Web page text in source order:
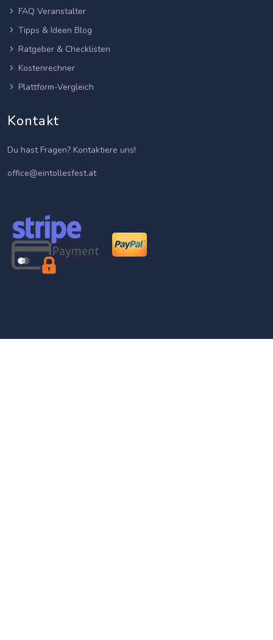
FAQ Veranstalter
Tipps & Ideen Blog
Ratgeber & Checklisten
Kostenrechner
Plattform-Vergleich
Kontakt
Du hast Fragen? Kontaktiere uns!
office@eintollesfest.at